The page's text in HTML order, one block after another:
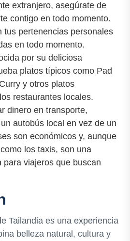
extranjero, asegúrate de
contigo en todo momento.
tus pertenencias personales
en todo momento.
por su deliciosa
platos típicos como Pad
y otros platos
restaurantes locales.
dinero en transporte,
autobús local en vez de un
son económicos y, aunque
los taxis, son una
para viajeros que buscan
Tailandia es una experiencia
belleza natural, cultura y